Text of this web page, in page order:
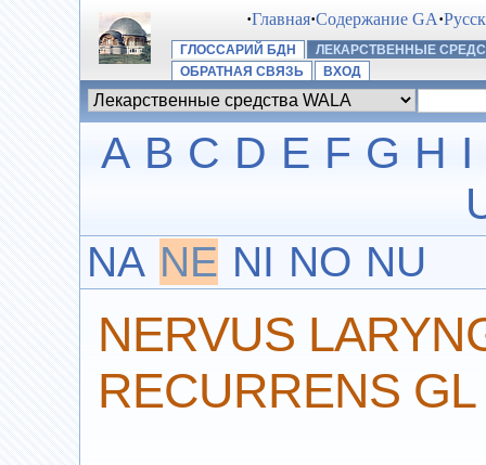
·Главная·Содержание GA·
ГЛОССАРИЙ БДН
ЛЕКАРСТВЕННЫЕ
ОБРАТНАЯ СВЯЗЬ
ВХОД
A B C D E F G H I
NA NE NI NO NU
NERVUS
RECURRENS GL